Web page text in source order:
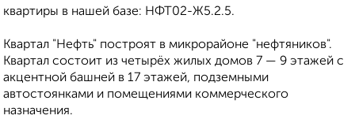
квартиры в нашей базе: НФТ02-Ж5.2.5.
Квартал "Нефть" построят в микрорайоне "нефтяников".
Квартал состоит из четырёх жилых домов 7 — 9 этажей с
акцентной башней в 17 этажей, подземными
автостоянками и помещениями коммерческого
назначения.